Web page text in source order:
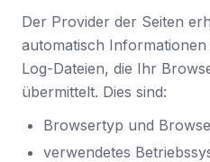
Der Provider der Seiten
automatisch
Log-Dateien, die Ihr
übermittelt. Dies sind:
Browsertyp und
verwendetes